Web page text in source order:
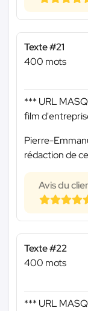
Texte #21
400 mots
*** URL
film
Pierre-
rédaction de
Avis du
Texte #22
400 mots
*** URL